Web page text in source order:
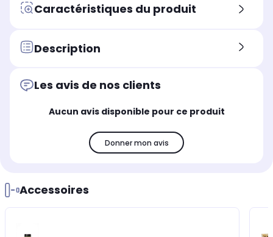
Caractéristiques du produit
Description
Les avis de nos clients
Aucun avis disponible pour ce produit
Donner mon avis
Accessoires